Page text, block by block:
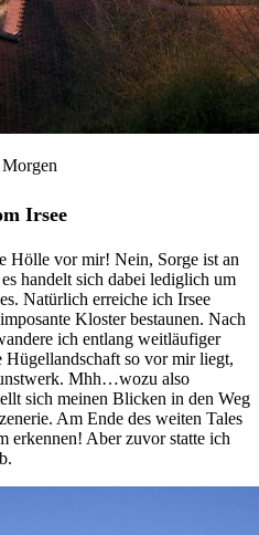
Irsee
Hölle vor mir! Nein, Sorge ist an
handelt sich dabei lediglich um
Natürlich erreiche ich Irsee
Kloster bestaunen. Nach
ich entlang weitläufiger
so vor mir liegt,
Mhh…wozu also
sich meinen Blicken in den Weg
Am Ende des weiten Tales
erkennen! Aber zuvor statte ich